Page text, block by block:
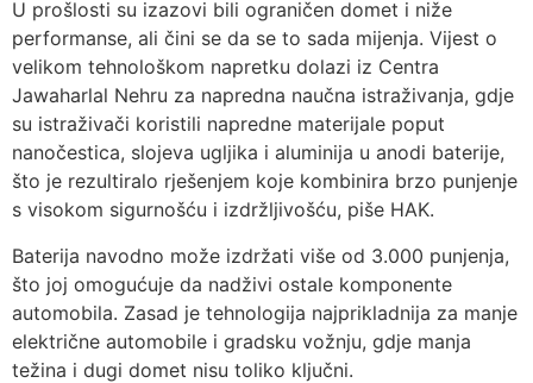
U prošlosti su izazovi bili ograničen domet i niže
performanse, ali čini se da se to sada mijenja. Vijest o
velikom tehnološkom napretku dolazi iz Centra
Jawaharlal Nehru za napredna naučna istraživanja, gdje
su istraživači koristili napredne materijale poput
nanočestica, slojeva ugljika i aluminija u anodi baterije,
što je rezultiralo rješenjem koje kombinira brzo punjenje
s visokom sigurnošću i izdržljivošću, piše HAK.
Baterija navodno može izdržati više od 3.000 punjenja,
što joj omogućuje da nadživi ostale komponente
automobila. Zasad je tehnologija najprikladnija za manje
električne automobile i gradsku vožnju, gdje manja
težina i dugi domet nisu toliko ključni.